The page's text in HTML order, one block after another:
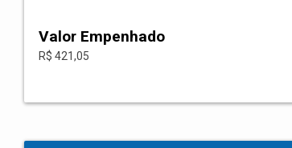
Valor Empenhado
R$ 421,05